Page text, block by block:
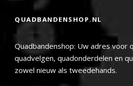
QUADBANDENSHOP.NL
Quadbandenshop: Uw adres voor
quadvelgen, quadonderdelen en
zowel nieuw als tweedehands.